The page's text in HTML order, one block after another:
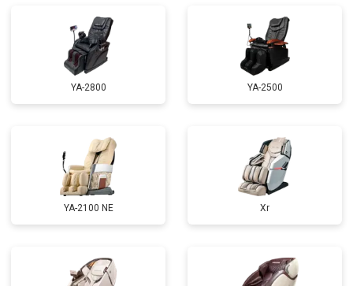
Замена сетевого трансформатора от 4500 ₽ Заказать
Ремонт микро-лифта от 5500 ₽
YA-2800 YA-2500
YA-2100 NE Xr